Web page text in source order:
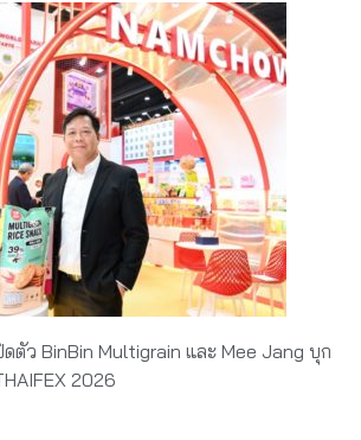
ปิดตัว BinBin Multigrain และ Mee Jang บุก
2026